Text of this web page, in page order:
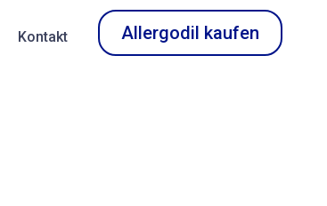
Allergodil kaufen
Kontakt